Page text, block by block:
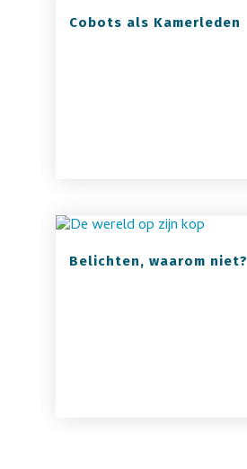
Cobots als Kamerleden
Belichten, waarom niet?